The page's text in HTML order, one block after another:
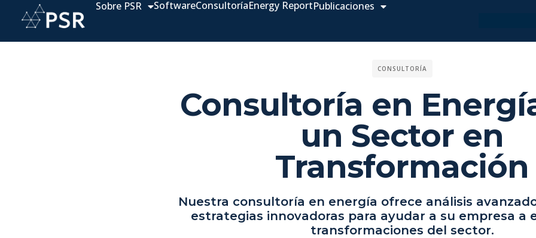
Sobre PSR SoftwareConsultoríaEnergy ReportPublicaciones
CONSULTORÍA
Consultoría en
un Sector en
Transformación
Nuestra consultoría en energía ofrece análisis
estrategias innovadoras para ayudar a su empresa a
transformaciones del sector.